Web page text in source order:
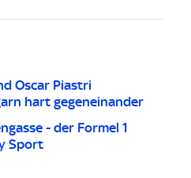
Oscar Piastri
hart gegeneinander
- der Formel 1
Sport